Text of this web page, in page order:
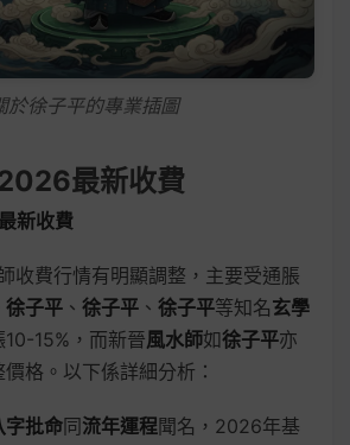
於徐子平的專業插圖
最新收費
新收費
收費行情有明顯調整，主要受通脹
徐子平 、 徐子平 、 徐子平等知名玄學
15%，而新晉風水師如徐子平亦
格。以下係詳細分析：
字批命同流年運程聞名，2026年基